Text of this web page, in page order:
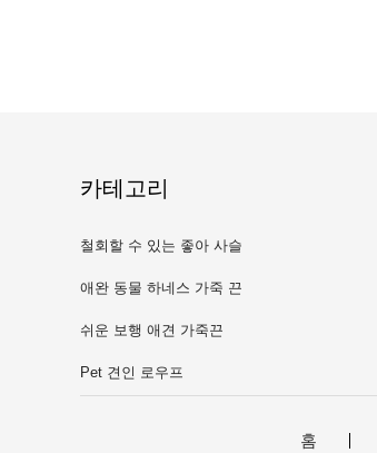
카테고리
철회할 수 있는 좋아 사슬
애완 동물 하네스 가죽 끈
쉬운 보행 애견 가죽끈
Pet 견인 로우프
홈